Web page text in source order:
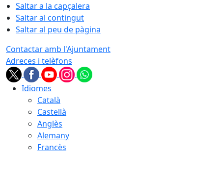
Saltar a la capçalera
Saltar al contingut
Saltar al peu de pàgina
Contactar amb l'Ajuntament
Adreces i telèfons
Idiomes
Català
Castellà
Anglès
Alemany
Francès